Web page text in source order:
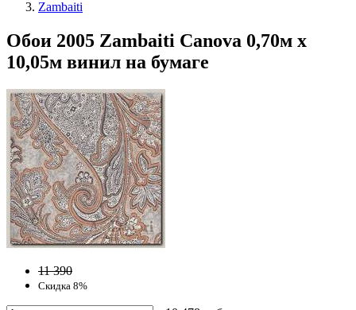
Zambaiti
Обои 2005 Zambaiti Canova 0,70м x
10,05м винил на бумаге
11 390
Скидка 8%